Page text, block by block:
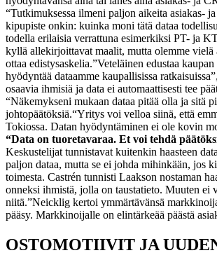
“Tutkimuksessa ilmeni paljon aikeita asiakas-
kipupiste onkin: kuinka moni tätä dataa
todella erilaisia verrattuna esimerkiksi PT- ja
kyllä allekirjoittavat maalit, mutta olemme vielä
ottaa edistysaskelia.”Veteläinen edustaa
hyödyntää dataamme kaupallisissa
osaavia ihmisiä ja data ei automaattisesti tee
“Näkemykseni mukaan dataa pitää olla ja sitä
johtopäätöksiä.“Yritys voi velloa siinä, että
Tokiossa. Datan hyödyntäminen ei ole kovin
“Data on tuoretavaraa. Et voi tehdä
Keskustelijat tunnistavat kuitenkin haasteen
paljon dataa, mutta se ei johda mihinkään, jos
toimesta. Castrén tunnisti Laakson nostaman
onneksi ihmistä, jolla on taustatieto. Muuten
niitä.”Neicklig kertoi ymmärtävänsä
pääsy. Markkinoijalle on elintärkeää päästä
OSTOMOTIIVIT JA